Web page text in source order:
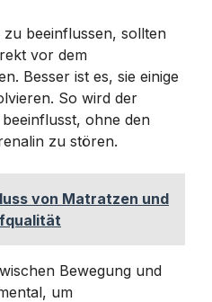
beeinflussen, sollten
vor dem
Besser ist es, sie einige
So wird der
ohne den
zu stören.
von Matratzen und
Bewegung und
um